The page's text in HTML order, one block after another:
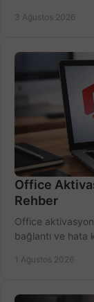
3 Ağustos 2026
Office
Rehber
Office aktivasyon
bağlantı ve hata
1 Ağustos 2026